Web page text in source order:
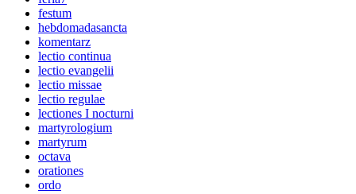
festum
hebdomadasancta
komentarz
lectio continua
lectio evangelii
lectio missae
lectio regulae
lectiones I nocturni
martyrologium
martyrum
octava
orationes
ordo